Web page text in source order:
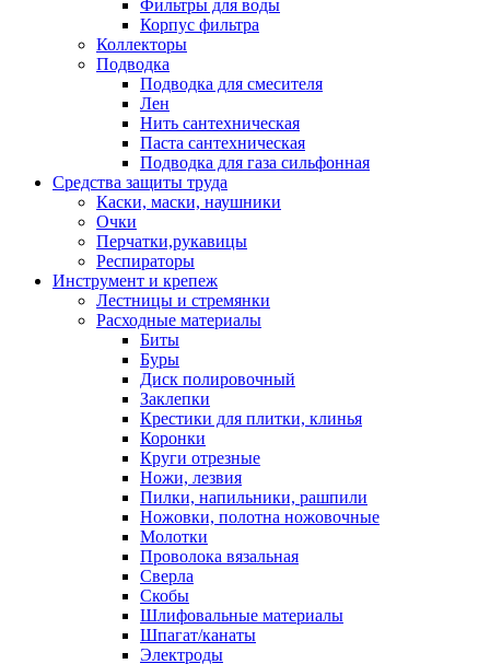
Фильтры для воды
Корпус фильтра
Коллекторы
Подводка
Подводка для смесителя
Лен
Нить сантехническая
Паста сантехническая
Подводка для газа сильфонная
Средства защиты труда
Каски, маски, наушники
Очки
Перчатки,рукавицы
Респираторы
Инструмент и крепеж
Лестницы и стремянки
Расходные материалы
Биты
Буры
Диск полировочный
Заклепки
Крестики для плитки, клинья
Коронки
Круги отрезные
Ножи, лезвия
Пилки, напильники, рашпили
Ножовки, полотна ножовочные
Молотки
Проволока вязальная
Сверла
Скобы
Шлифовальные материалы
Шпагат/канаты
Электроды